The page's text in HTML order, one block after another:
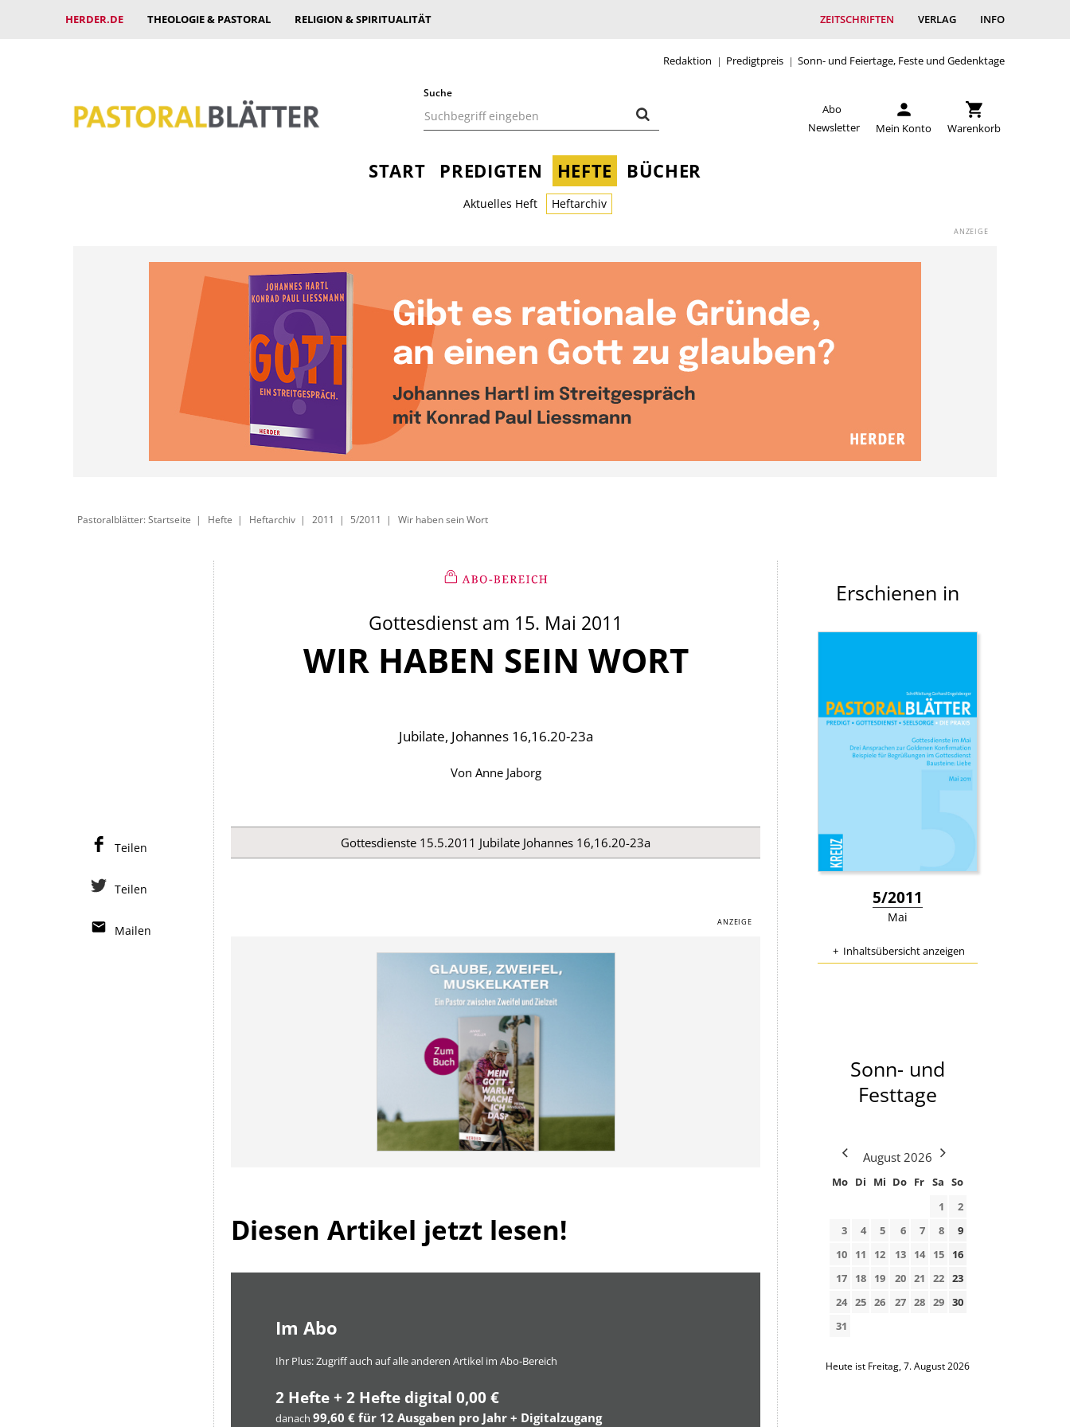
HERDER.DE THEOLOGIE & PASTORAL RELIGION & SPIRITUALITÄT ZEITSCHRIFTEN VERLAG INFO
Redaktion Predigtpreis Sonn- und Feiertage, Feste und Gedenktage
Suche
Abo
Newsletter
Mein Konto Warenkorb
START PREDIGTEN HEFTE BÜCHER
Aktuelles Heft Heftarchiv
Pastoralblätter: Startseite Hefte Heftarchiv 2011 5/2011 Wir haben sein Wort
Gottesdienst am 15. Mai 2011
:
WIR HABEN SEIN WORT
Jubilate, Johannes 16,16.20-23a
Von Anne Jaborg
Gottesdienste 15.5.2011 Jubilate Johannes 16,16.20-23a
Diesen Artikel jetzt lesen!
Im Abo
Ihr Plus: Zugriff auch auf alle anderen Artikel im Abo-Bereich
2 Hefte + 2 Hefte digital 0,00 €
danach 99,60 € für 12 Ausgaben pro Jahr + Digitalzugang
Teilen
Teilen
Mailen
Erschienen in
5/2011
Mai
Inhaltsübersicht anzeigen
Sonn- und
Festtage
August 2026
Mo Di Mi Do Fr Sa So
1
2
3
4 5 6 7 8
9
10
11 12 13 14 15
16
17
18 19 20 21 22 23
24 25 26 27 28 29 30
31
Heute ist Freitag, 7. August 2026